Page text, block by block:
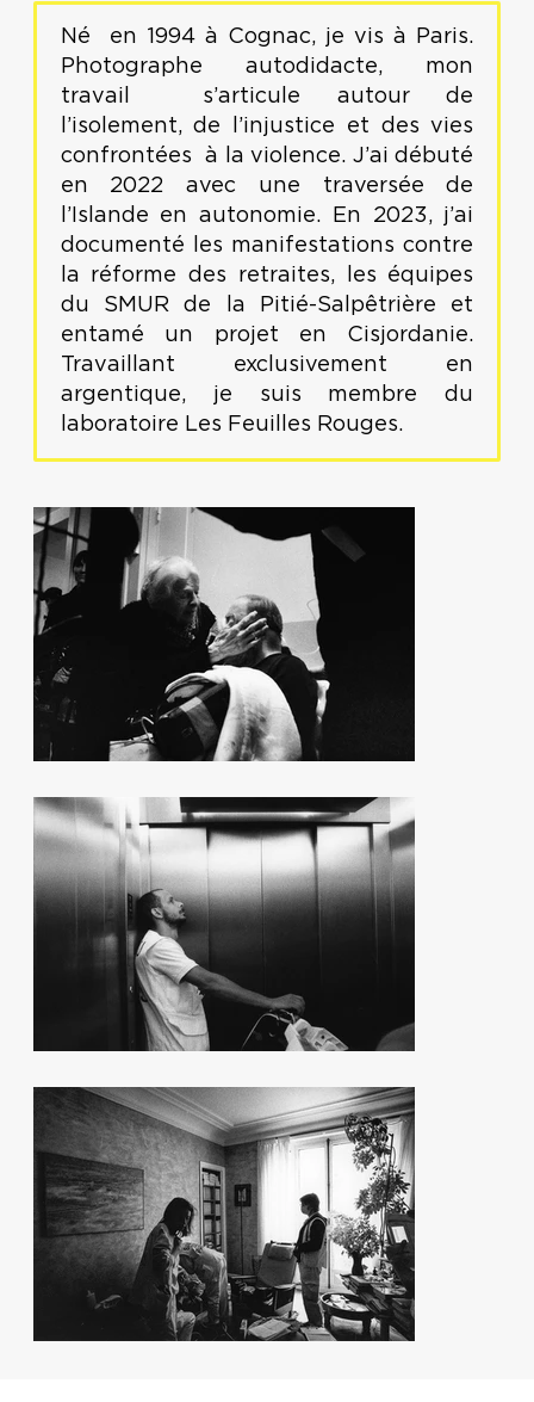
Né en 1994 à Cognac, je vis à Paris.
Photographe autodidacte, mon
travail s’articule autour de
l’isolement, de l’injustice et des vies
confrontées à la violence. J’ai débuté
en 2022 avec une traversée de
l’Islande en autonomie. En 2023, j’ai
documenté les manifestations contre
la réforme des retraites, les équipes
du SMUR de la Pitié-Salpêtrière et
entamé un projet en Cisjordanie.
Travaillant exclusivement en
argentique, je suis membre du
laboratoire Les Feuilles Rouges.